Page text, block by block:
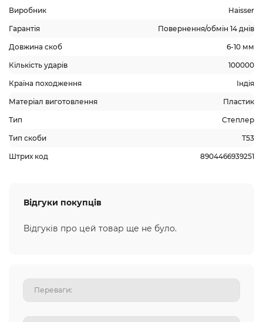
Виробник Haisser
Гарантія Повернення/обмін 14 днів
Довжина скоб 6-10 мм
Кількість ударів 100000
Країна походження Індія
Матеріал виготовлення Пластик
Тип Степлер
Тип скоби Т53
Штрих код 8904466939251
Відгуки покупців
Відгуків про цей товар ще не було.